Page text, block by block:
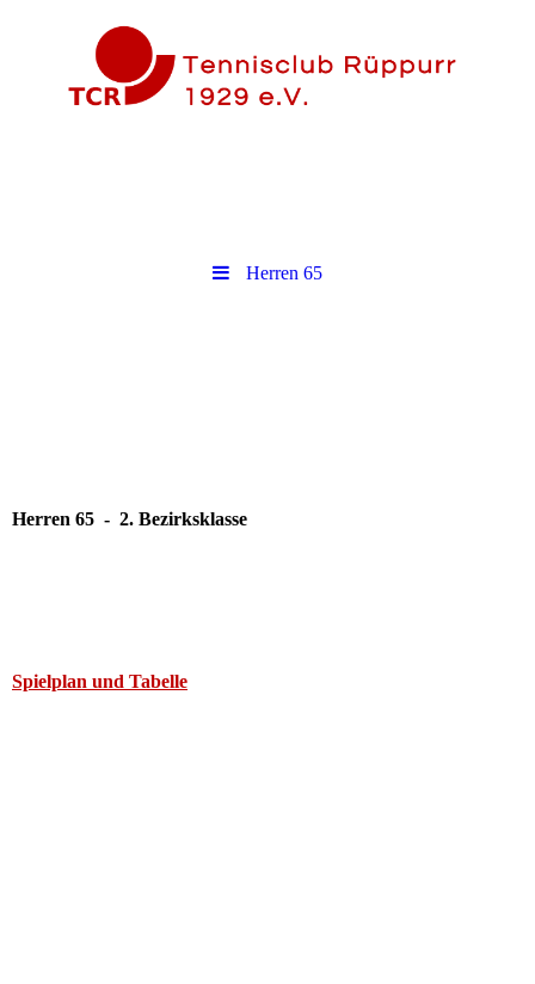
Herren 65
Herren 65 - 2. Bezirksklasse
Spielplan und Tabelle